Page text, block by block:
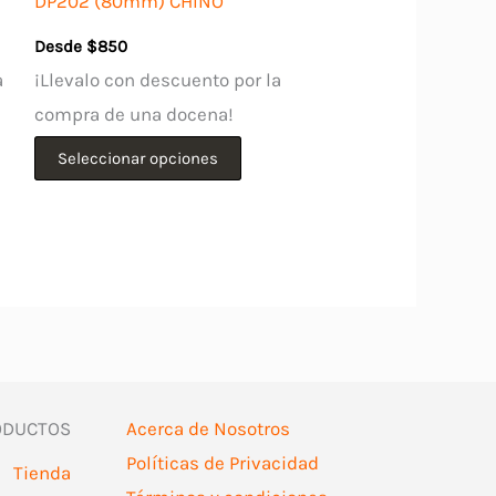
Desde $850
¡Llevalo con descuento por la
compra de una docena!
Seleccionar opciones
pueden
elegir
Tienda
Acerca de Nosotros
Políticas de Privacidad